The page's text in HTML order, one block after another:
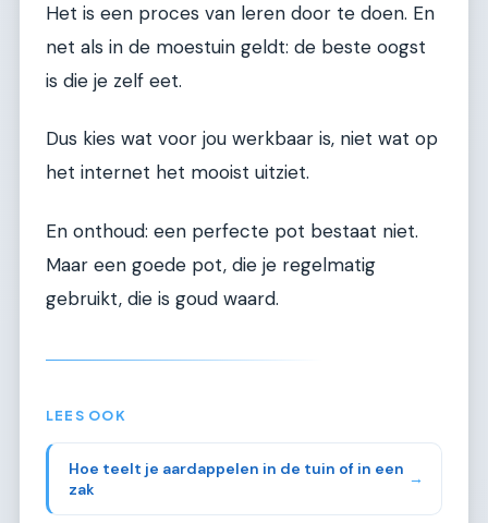
Het is een proces van leren door te doen. En
net als in de moestuin geldt: de beste oogst
is die je zelf eet.
Dus kies wat voor jou werkbaar is, niet wat op
het internet het mooist uitziet.
En onthoud: een perfecte pot bestaat niet.
Maar een goede pot, die je regelmatig
gebruikt, die is goud waard.
LEES OOK
Hoe teelt je aardappelen in de tuin of in een
zak
→